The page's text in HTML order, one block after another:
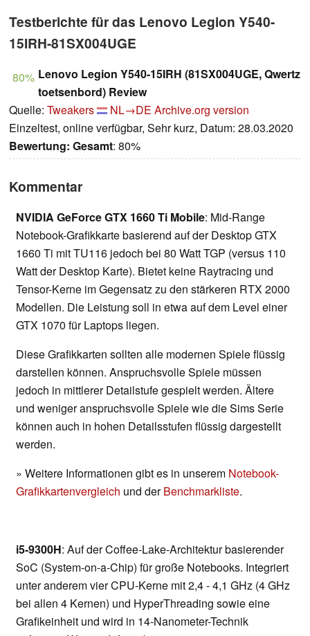
Testberichte für das Lenovo Legion Y540-
15IRH-81SX004UGE
80% Lenovo Legion Y540-15IRH (81SX004UGE, Qwertz
toetsenbord) Review
Quelle: Tweakers NL→DE Archive.org version
Einzeltest, online verfügbar, Sehr kurz, Datum: 28.03.2020
Bewertung: Gesamt: 80%
Kommentar
NVIDIA GeForce GTX 1660 Ti Mobile: Mid-Range
Notebook-Grafikkarte basierend auf der Desktop GTX
1660 Ti mit TU116 jedoch bei 80 Watt TGP (versus 110
Watt der Desktop Karte). Bietet keine Raytracing und
Tensor-Kerne im Gegensatz zu den stärkeren RTX 2000
Modellen. Die Leistung soll in etwa auf dem Level einer
GTX 1070 für Laptops liegen.
Diese Grafikkarten sollten alle modernen Spiele flüssig
darstellen können. Anspruchsvolle Spiele müssen
jedoch in mittlerer Detailstufe gespielt werden. Ältere
und weniger anspruchsvolle Spiele wie die Sims Serie
können auch in hohen Detailsstufen flüssig dargestellt
werden.
» Weitere Informationen gibt es in unserem Notebook-
Grafikkartenvergleich und derBenchmarkliste.
i5-9300H: Auf der Coffee-Lake-Architektur basierender
SoC (System-on-a-Chip) für große Notebooks. Integriert
unter anderem vier CPU-Kerne mit 2,4 - 4,1 GHz (4 GHz
bei allen 4 Kernen) und HyperThreading sowie eine
Grafikeinheit und wird in 14-Nanometer-Technik